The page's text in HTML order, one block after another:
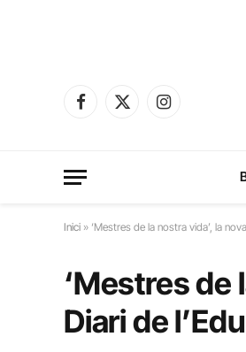
Facebook
X
Instagram
Inici » ‘Mestres de la nostra vida’, la
‘Mestres de
Diari de